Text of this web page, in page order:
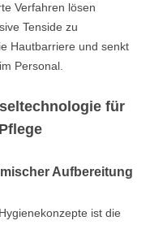
Verfahren lösen
Tenside zu
Hautbarriere und senkt
Personal.
für
Aufbereitung
ist die